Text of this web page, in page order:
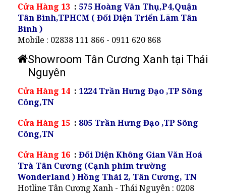
Cửa Hàng 13 : 575 Hoàng Văn Thụ,P4,Quận
Tân Bình,TPHCM ( Đối Diện Triển Lãm Tân
Bình )
Mobile : 02838 111 866 - 0911 620 868
Showroom Tân Cương Xanh tại Thái
Nguyên
Cửa Hàng 14 : 1224 Trần Hưng Đạo ,TP Sông
Công,TN
Cửa Hàng 15 : 805 Trần Hưng Đạo ,TP Sông
Công,TN
Cửa Hàng 16 : Đối Diện Không Gian Văn Hoá
Trà Tân Cương (Cạnh phim trường
Wonderland ) Hồng Thái 2, Tân Cương, TN
Hotline Tân Cương Xanh - Thái Nguyên : 0208